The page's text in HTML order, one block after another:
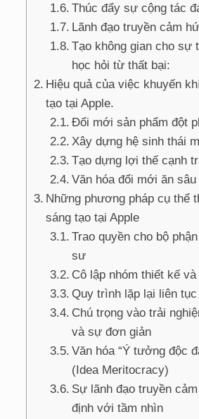
Thúc đẩy sự cộng tác
Lãnh đạo truyền cảm
Tạo không gian cho sự
học hỏi từ thất bại:
Hiệu quả của việc khuyến
tạo tại Apple.
Đổi mới sản phẩm đột
Xây dựng hệ sinh thái
Tạo dựng lợi thế cạnh
Văn hóa đổi mới ăn
Những phương pháp cụ thể
sáng tạo tại Apple
Trao quyền cho bộ
sư
Cô lập nhóm thiết kế
Quy trình lặp lại liên
Chú trọng vào trải
và sự đơn giản
Văn hóa “Ý tưởng độc
(Idea Meritocracy)
Sự lãnh đạo truyền
định với tầm nhìn